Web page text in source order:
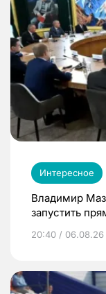
Интересное
Владимир
запустить
20:40 / 06.08.26